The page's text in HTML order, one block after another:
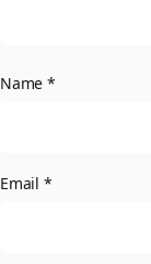
Name*
Email *